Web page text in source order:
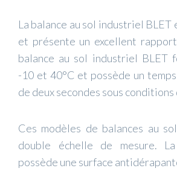
La balance au sol industriel
et présente un excellent
balance au sol industriel BLET
-10 et 40°C et possède un
de deux secondes sous
Ces modèles de balances au
double échelle de mesure.
possède une surface